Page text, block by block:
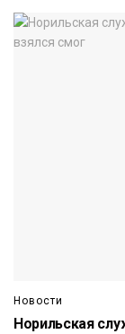
Новости
Норильская